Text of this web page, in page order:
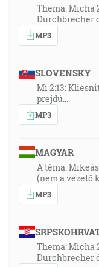
Thema: Micha
Durchbrecher
MP3
SLOVENSKY
Mi 2:13:
prejdú…
MP3
MAGYAR
A téma:
(nem a vezető
MP3
Thema: Micha
Durchbrecher